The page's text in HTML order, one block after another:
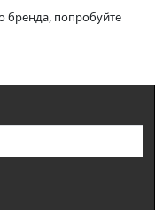
бренда, попробуйте